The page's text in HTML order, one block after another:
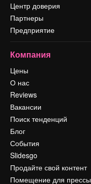
Центр доверия
Партнеры
Предприятие
Компания
Цены
О нас
Reviews
Вакансии
Поиск тенденций
Блог
События
Slidesgo
Продайте свой контент
Помещение для прессы